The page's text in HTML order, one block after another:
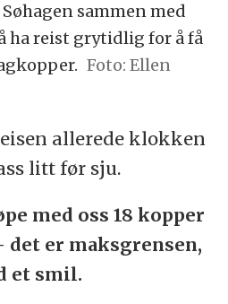
sammen med
ha reist grytidlig for å få
Foto: Ellen
allerede klokken
litt før sju.
med oss 18 kopper
det er maksgrensen,
et smil.